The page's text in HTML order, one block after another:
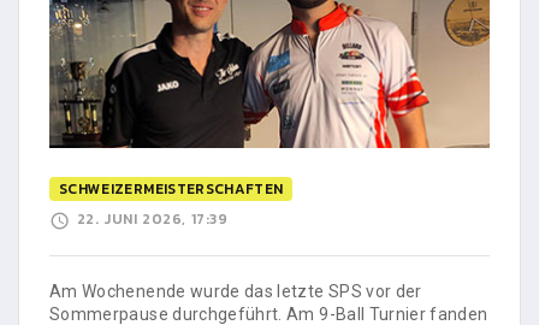
SCHWEIZERMEISTERSCHAFTEN
22. JUNI 2026, 17:39
Am Wochenende wurde das letzte SPS vor der
Sommerpause durchgeführt. Am 9-Ball Turnier fanden